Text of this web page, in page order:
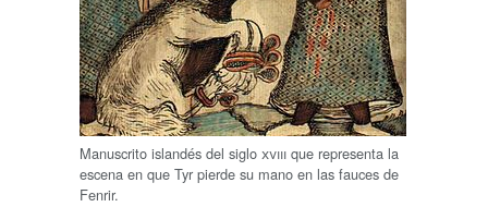
Manuscrito islandés del siglo xviii que representa la
escena en que Tyr pierde su mano en las fauces de
Fenrir.